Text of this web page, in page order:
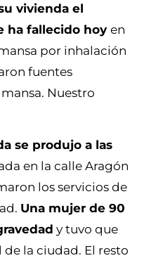
vivienda el
ha fallecido hoy en
por inhalación
fuentes
Nuestro
se produjo a las
en la calle Aragón
los servicios de
Una mujer de 90
y tuvo que
la ciudad. El resto